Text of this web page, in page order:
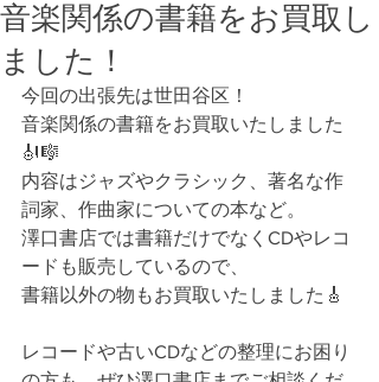
音楽関係の書籍をお買取し
ました！
今回の出張先は世田谷区！
音楽関係の書籍をお買取いたしました
🎻🎼
内容はジャズやクラシック、著名な作
詞家、作曲家についての本など。
澤口書店では書籍だけでなくCDやレコ
ードも販売しているので、
書籍以外の物もお買取いたしました🎸
レコードや古いCDなどの整理にお困り